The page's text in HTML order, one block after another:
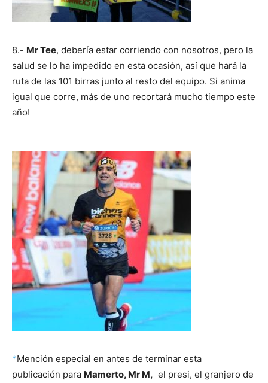
8.- Mr Tee, debería estar corriendo con nosotros, pero la
salud se lo ha impedido en esta ocasión, así que hará la
ruta de las 101 birras junto al resto del equipo. Si anima
igual que corre, más de uno recortará mucho tiempo este
año!
*Mención especial en antes de terminar esta
publicación para Mamerto, Mr M, el presi, el granjero de